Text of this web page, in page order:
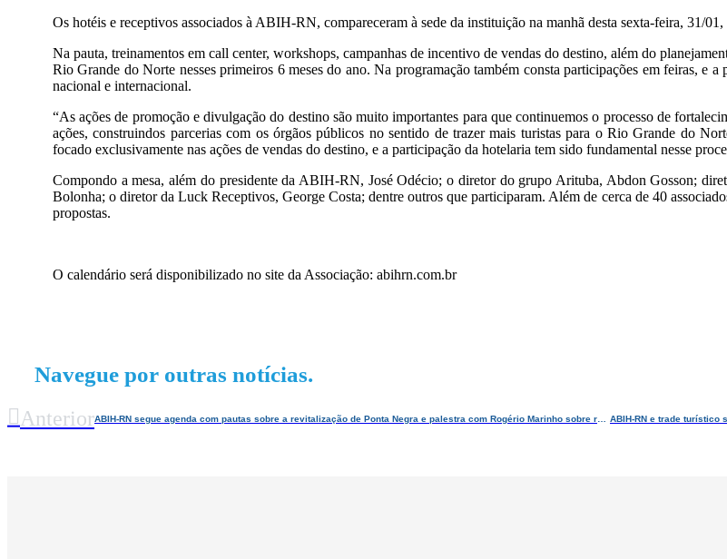
Os hotéis e receptivos associados à ABIH-RN, compareceram à sede da instituição na manhã desta sexta-feira, 31/
Na pauta, treinamentos em call center, workshops, campanhas de incentivo de vendas do destino, além do
Rio Grande do Norte nesses primeiros 6 meses do ano. Na programação também consta participações em feiras, e
nacional e internacional.
“As ações de promoção e divulgação do destino são muito importantes para que continuemos o processo de
ações, construindos parcerias com os órgãos públicos no sentido de trazer mais turistas para o Rio Grande do
focado exclusivamente nas ações de vendas do destino, e a participação da hotelaria tem sido fundamental nesse
Compondo a mesa, além do presidente da ABIH-RN, José Odécio; o diretor do grupo Arituba, Abdon Gosson;
Bolonha; o diretor da Luck Receptivos, George Costa; dentre outros que participaram. Além de cerca de 40
propostas.
O calendário será disponibilizado no site da Associação: abihrn.com.br
Navegue por outras notícias.
Anterior